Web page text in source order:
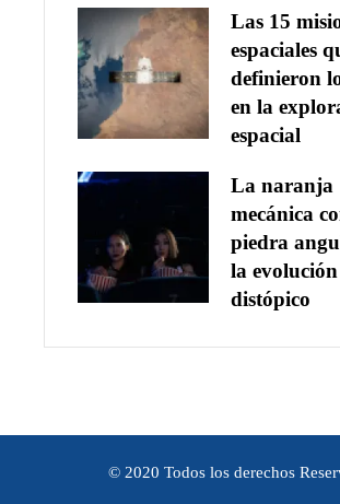
Las 15
espaciales
definieron
en la
espacial
La naranja
mecánica
piedra
la
distópico
© 2020 Todos los derechos